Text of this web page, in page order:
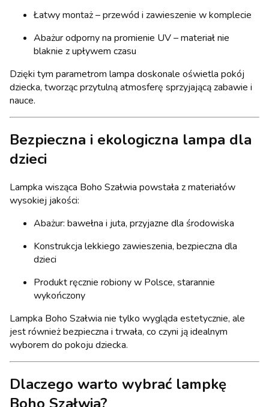
Łatwy montaż – przewód i zawieszenie w komplecie
Abażur odporny na promienie UV – materiał nie
blaknie z upływem czasu
Dzięki tym parametrom lampa doskonale oświetla pokój
dziecka, tworząc przytulną atmosferę sprzyjającą zabawie i
nauce.
Bezpieczna i ekologiczna lampa dla
dzieci
Lampka wisząca Boho Szałwia powstała z materiałów
wysokiej jakości:
Abażur: bawełna i juta, przyjazne dla środowiska
Konstrukcja lekkiego zawieszenia, bezpieczna dla
dzieci
Produkt ręcznie robiony w Polsce, starannie
wykończony
Lampka Boho Szałwia nie tylko wygląda estetycznie, ale
jest również bezpieczna i trwała, co czyni ją idealnym
wyborem do pokoju dziecka.
Dlaczego warto wybrać lampkę